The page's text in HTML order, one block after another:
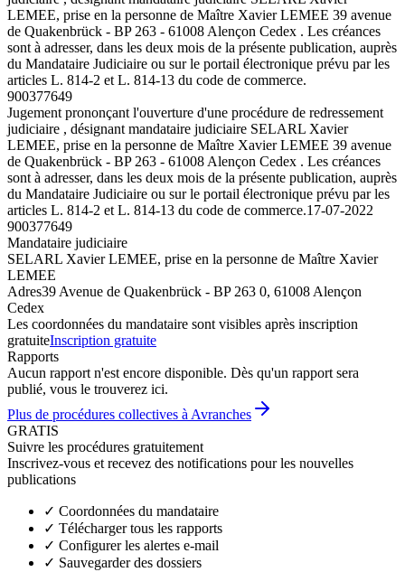
LEMEE, prise en la personne de Maître Xavier LEMEE 39 avenue
de Quakenbrück - BP 263 - 61008 Alençon Cedex . Les créances
sont à adresser, dans les deux mois de la présente publication, auprès
du Mandataire Judiciaire ou sur le portail électronique prévu par les
articles L. 814-2 et L. 814-13 du code de commerce.
900377649
Jugement prononçant l'ouverture d'une procédure de redressement
judiciaire , désignant mandataire judiciaire SELARL Xavier
LEMEE, prise en la personne de Maître Xavier LEMEE 39 avenue
de Quakenbrück - BP 263 - 61008 Alençon Cedex . Les créances
sont à adresser, dans les deux mois de la présente publication, auprès
du Mandataire Judiciaire ou sur le portail électronique prévu par les
articles L. 814-2 et L. 814-13 du code de commerce.17-07-2022
900377649
Mandataire judiciaire
SELARL Xavier LEMEE, prise en la personne de Maître Xavier
LEMEE
Adres39 Avenue de Quakenbrück - BP 263 0, 61008 Alençon
Cedex
Les coordonnées du mandataire sont visibles après inscription
gratuiteInscription gratuite
Rapports
Aucun rapport n'est encore disponible. Dès qu'un rapport sera
publié, vous le trouverez ici.
Plus de procédures collectives à Avranches
GRATIS
Suivre les procédures gratuitement
Inscrivez-vous et recevez des notifications pour les nouvelles
publications
✓ Coordonnées du mandataire
✓ Télécharger tous les rapports
✓ Configurer les alertes e-mail
✓ Sauvegarder des dossiers